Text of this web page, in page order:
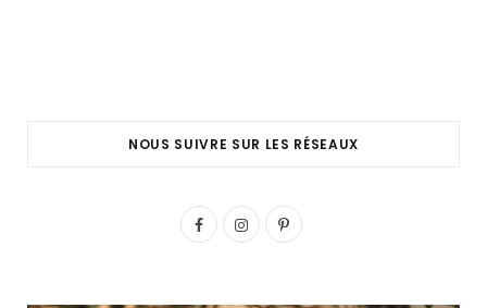
NOUS SUIVRE SUR LES RÉSEAUX
F
I
P